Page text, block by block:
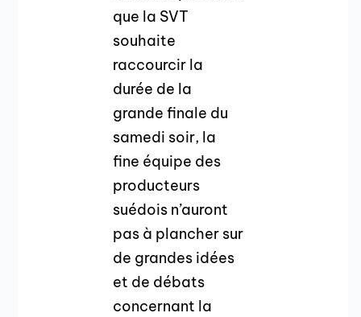
que la SVT
souhaite
raccourcir la
durée de la
grande finale du
samedi soir, la
fine équipe des
producteurs
suédois n’auront
pas à plancher sur
de grandes idées
et de débats
concernant la